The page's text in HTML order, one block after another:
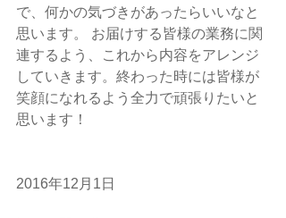
で、何かの気づきがあったらいいなと
思います。 お届けする皆様の業務に関
連するよう、これから内容をアレンジ
していきます。終わった時には皆様が
笑顔になれるよう全力で頑張りたいと
思います！
2016年12月1日